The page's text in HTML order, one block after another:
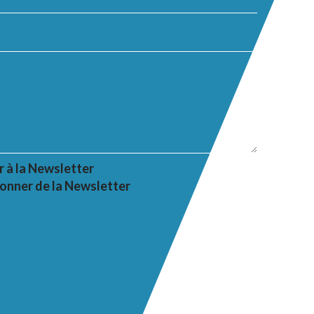
à la Newsletter
de la Newsletter